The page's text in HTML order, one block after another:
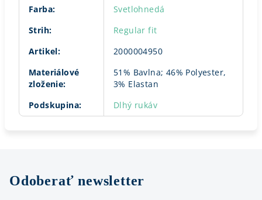
Farba:
Svetlohnedá
Strih:
Regular fit
Artikel:
2000004950
Materiálové
zloženie:
51% Bavlna; 46% Polyester,
3% Elastan
Podskupina: Dlhý rukáv
Odoberať newsletter